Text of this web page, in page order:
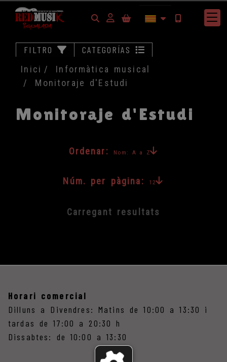
Identifícat
FILTRO CATEGORÍAS
Inici
Informàtica musical
Monitoraje d'Estudi
Monitoraje d'Estudi
Ordenar: Nom: A a Z
Núm. per pàgina: 12
Carregant resultats
Horari comercial
Dilluns a Divendres: Matins de 10:00 a 13:30 i
tardas de 17:00 a 20:30 h
Dissabtes: de 10:00 a 13:30